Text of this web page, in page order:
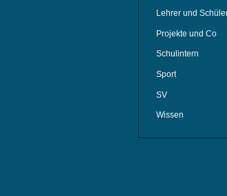
Lehrer und
Projekte und Co
Schulintern
Sport
SV
Wissen